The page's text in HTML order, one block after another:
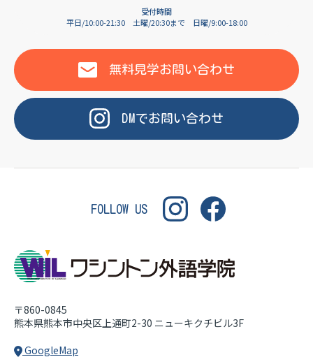
WASHINGTON
受付時間
平日/10:00-21:30
土曜/20:30まで 日曜/9:00-18:00
無料見学お問い合わせ
DMでお問い合わせ
FOLLOW US
〒860-0845
熊本県熊本市中央区上通町2-30 ニューキクチビル3F
GoogleMap